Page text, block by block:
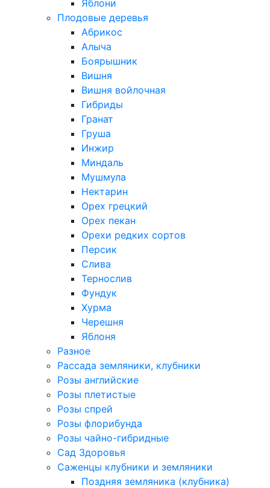
Яблони
Плодовые деревья
Абрикос
Алыча
Боярышник
Вишня
Вишня войлочная
Гибриды
Гранат
Груша
Инжир
Миндаль
Мушмула
Нектарин
Орех грецкий
Орех пекан
Орехи редких сортов
Персик
Слива
Тернослив
Фундук
Хурма
Черешня
Яблоня
Разное
Рассада земляники, клубники
Розы английские
Розы плетистые
Розы спрей
Розы флорибунда
Розы чайно-гибридные
Сад Здоровья
Саженцы клубники и земляники
Поздняя земляника (клубника)